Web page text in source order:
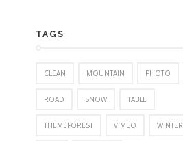
TAGS
CLEAN MOUNTAIN PHOTO
ROAD SNOW TABLE
THEMEFOREST VIMEO WINTER